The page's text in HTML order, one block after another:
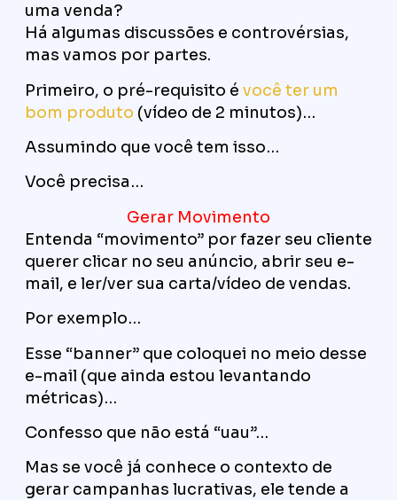
uma venda?
Há algumas discussões e controvérsias,
mas vamos por partes.
Primeiro, o pré-requisito é você ter um
bom produto (vídeo de 2 minutos)…
Assumindo que você tem isso…
Você precisa…
Gerar Movimento
Entenda “movimento” por fazer seu cliente
querer clicar no seu anúncio, abrir seu e-
mail, e ler/ver sua carta/vídeo de vendas.
Por exemplo…
Esse “banner” que coloquei no meio desse
e-mail (que ainda estou levantando
métricas)…
Confesso que não está “uau”…
Mas se você já conhece o contexto de
gerar campanhas lucrativas, ele tende a